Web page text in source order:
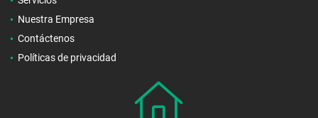
Nuestra Empresa
Contáctenos
Políticas de privacidad